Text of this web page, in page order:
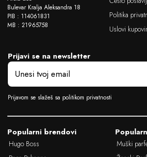
Bulevar Kralja Aleksandra 18
PIB : 114061831
MB : 21965758
Politika
Uslovi
Prijavi se na newsletter
E
a
iPrijavom se slažeš sa politikom privatnosti
Popularni brendovi
Hugo Boss
Muški